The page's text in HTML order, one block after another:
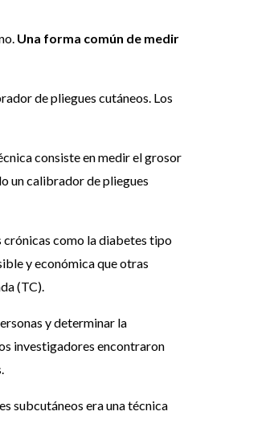
Una forma común de medir
de pliegues cutáneos. Los
consiste en medir el grosor
un calibrador de pliegues
crónicas como la diabetes tipo
y económica que otras
(TC).
y determinar la
investigadores encontraron
subcutáneos era una técnica